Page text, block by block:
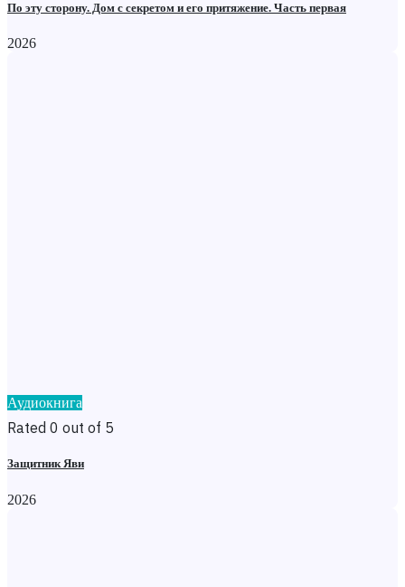
По эту сторону. Дом с секретом и его притяжение. Часть первая
2026
Аудиокнига
Rated 0 out of 5
Защитник Яви
2026